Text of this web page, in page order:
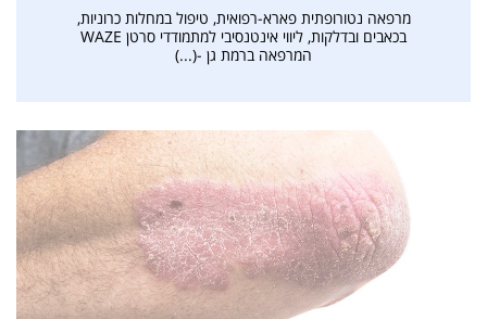
מרפאה נטורופתית פארא-רפואית, טיפול במחלות כרוניות,
בכאבים ובדלקות, ליווי אינטנסיבי למתמודדי סרטן WAZE
המרפאה ברמת גן -(...)